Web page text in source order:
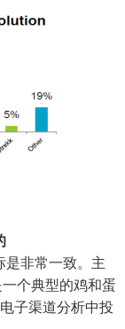
是非常一致。主
个典型的鸡和蛋
子渠道分析中投